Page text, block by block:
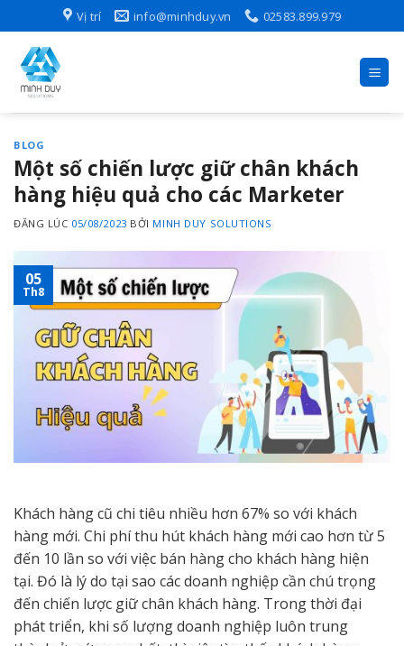
to
content
Vị trí info@minhduy.vn 02583.899.979
BLOG
Một số chiến lược giữ chân khách
hàng hiệu quả cho các Marketer
ĐĂNG LÚC 05/08/2023 BỞI MINH DUY SOLUTIONS
05
Th8
Khách hàng cũ chi tiêu nhiều hơn 67% so với khách
hàng mới. Chi phí thu hút khách hàng mới cao hơn từ 5
đến 10 lần so với việc bán hàng cho khách hàng hiện
tại. Đó là lý do tại sao các doanh nghiệp cần chú trọng
đến chiến lược giữ chân khách hàng. Trong thời đại
phát triển, khi số lượng doanh nghiệp luôn trung